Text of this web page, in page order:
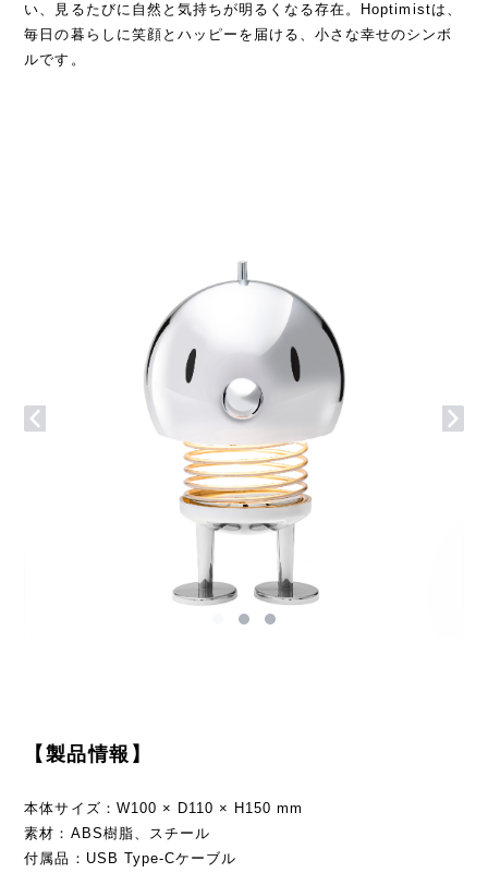
い、見るたびに自然と気持ちが明るくなる存在。Hoptimistは、
毎日の暮らしに笑顔とハッピーを届ける、小さな幸せのシンボ
ルです。
【製品情報】
本体サイズ：W100 × D110 × H150 mm
素材：ABS樹脂、スチール
付属品：USB Type-Cケーブル